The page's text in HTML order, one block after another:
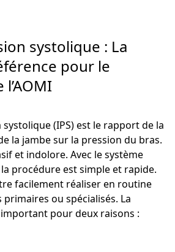
systolique : La
pour le
systolique (IPS) est le rapport de la
la jambe sur la pression du bras.
et indolore. Avec le système
la procédure est simple et rapide.
facilement réaliser en routine
ou spécialisés. La
important pour deux raisons :